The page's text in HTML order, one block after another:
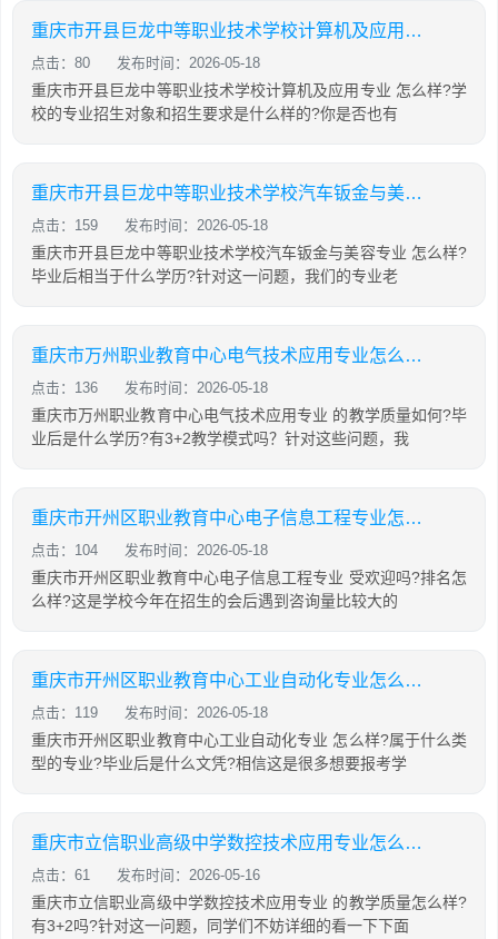
重庆市开县巨龙中等职业技术学校计算机及应用专业怎么样?
点击：80 发布时间：2026-05-18
重庆市开县巨龙中等职业技术学校计算机及应用专业 怎么样?学
校的专业招生对象和招生要求是什么样的?你是否也有
重庆市开县巨龙中等职业技术学校汽车钣金与美容专业怎么样?
点击：159 发布时间：2026-05-18
重庆市开县巨龙中等职业技术学校汽车钣金与美容专业 怎么样?
毕业后相当于什么学历?针对这一问题，我们的专业老
重庆市万州职业教育中心电气技术应用专业怎么样?
点击：136 发布时间：2026-05-18
重庆市万州职业教育中心电气技术应用专业 的教学质量如何?毕
业后是什么学历?有3+2教学模式吗？针对这些问题，我
重庆市开州区职业教育中心电子信息工程专业怎么样?
点击：104 发布时间：2026-05-18
重庆市开州区职业教育中心电子信息工程专业 受欢迎吗?排名怎
么样?这是学校今年在招生的会后遇到咨询量比较大的
重庆市开州区职业教育中心工业自动化专业怎么样?
点击：119 发布时间：2026-05-18
重庆市开州区职业教育中心工业自动化专业 怎么样?属于什么类
型的专业?毕业后是什么文凭?相信这是很多想要报考学
重庆市立信职业高级中学数控技术应用专业怎么样?
点击：61 发布时间：2026-05-16
重庆市立信职业高级中学数控技术应用专业 的教学质量怎么样?
有3+2吗?针对这一问题，同学们不妨详细的看一下下面